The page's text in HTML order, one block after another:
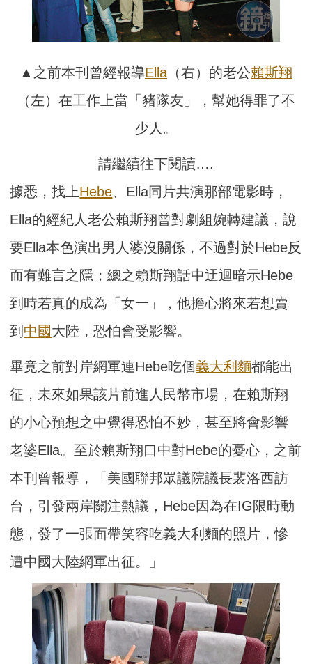
▲之前本刊曾經報導Ella（右）的老公賴斯翔
（左）在工作上當「豬隊友」，幫她得罪了不
少人。
請繼續往下閱讀….
據悉，找上Hebe、Ella同片共演那部電影時，
Ella的經紀人老公賴斯翔曾對劇組婉轉建議，說
要Ella本色演出男人婆沒關係，不過對於Hebe反
而有難言之隱；總之賴斯翔話中迂迴暗示Hebe
到時若真的成為「女一」，他擔心將來若想賣
到 中國大陸，恐怕會受影響。
畢竟之前對岸網軍連Hebe吃個義大利麵都能出
征，未來如果該片前進人民幣市場，在賴斯翔
的小心預想之中覺得恐怕不妙，甚至將會影響
老婆Ella。至於賴斯翔口中對Hebe的憂心，之前
本刊曾報導，「美國聯邦眾議院議長裴洛西訪
台，引發兩岸關注熱議，Hebe因為在IG限時動
態，發了一張面帶笑容吃義大利麵的照片，慘
遭中國大陸網軍出征。」